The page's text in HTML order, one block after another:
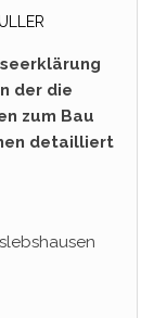
der die
zum Bau
detailliert